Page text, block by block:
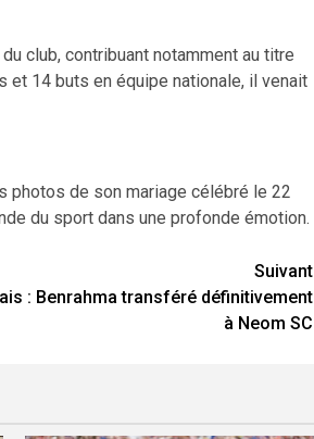
club, contribuant notamment au titre
et 14 buts en équipe nationale, il venait
photos de son mariage célébré le 22
du sport dans une profonde émotion.
Suivant
: Benrahma transféré définitivement
à Neom SC